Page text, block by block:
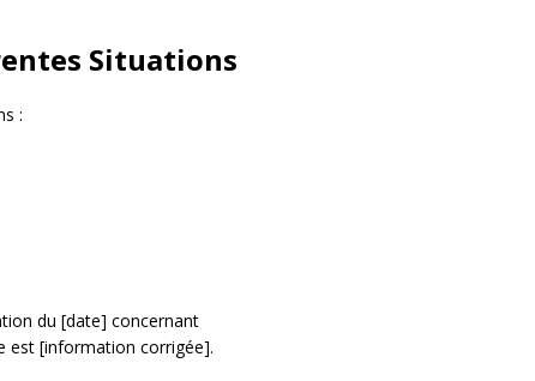
Situations
:
du [date] concernant
est [information corrigée].